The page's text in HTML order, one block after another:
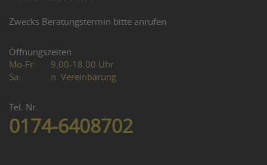
Zwecks Beratungstermin bitte anrufen
Öffnungszeiten
Mo-Fr:
9.00-18.00 Uhr
Sa:
n. Vereinbarung
Tel. Nr.
0174-6408702